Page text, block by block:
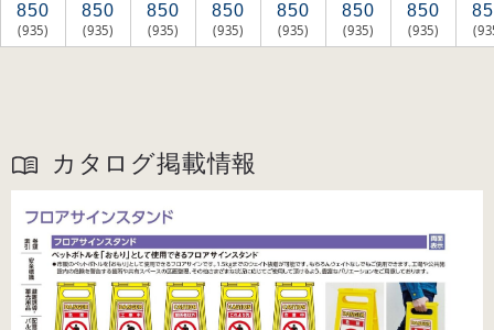
850
(935)
850
(935)
850
(935)
850
(935)
850
(935)
850
(935)
850
(935)
カタログ掲載情報